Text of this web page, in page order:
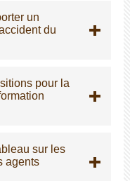
un
du
pour la
sur les
agents